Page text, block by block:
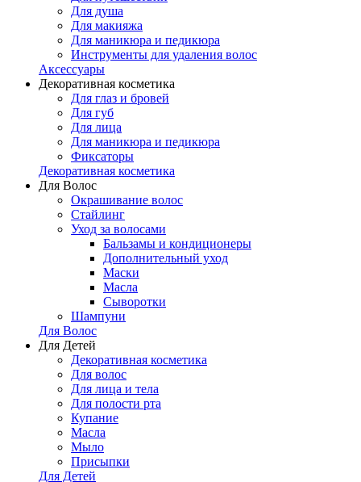
Для душа
Для макияжа
Для маникюра и педикюра
Инструменты для удаления волос
Аксессуары
Декоративная косметика
Для глаз и бровей
Для губ
Для лица
Для маникюра и педикюра
Фиксаторы
Декоративная косметика
Для Волос
Окрашивание волос
Стайлинг
Уход за волосами
Бальзамы и кондиционеры
Дополнительный уход
Маски
Масла
Сыворотки
Шампуни
Для Волос
Для Детей
Декоративная косметика
Для волос
Для лица и тела
Для полости рта
Купание
Масла
Мыло
Присыпки
Для Детей